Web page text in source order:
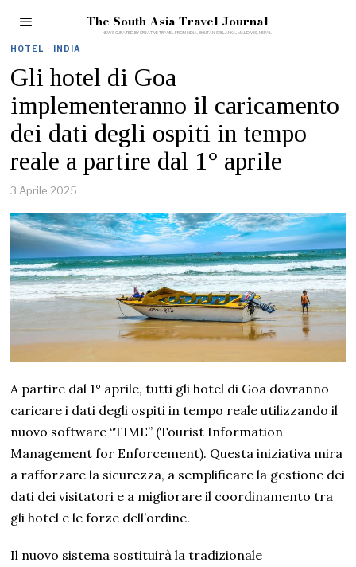
The South Asia Travel Journal
HOTEL · INDIA
Gli hotel di Goa
implementeranno il caricamento
dei dati degli ospiti in tempo
reale a partire dal 1° aprile
3 Aprile 2025
A partire dal 1° aprile, tutti gli hotel di Goa dovranno
caricare i dati degli ospiti in tempo reale utilizzando il
nuovo software “TIME” (Tourist Information
Management for Enforcement). Questa iniziativa mira
a rafforzare la sicurezza, a semplificare la gestione dei
dati dei visitatori e a migliorare il coordinamento tra
gli hotel e le forze dell’ordine.
Il nuovo sistema sostituirà la tradizionale